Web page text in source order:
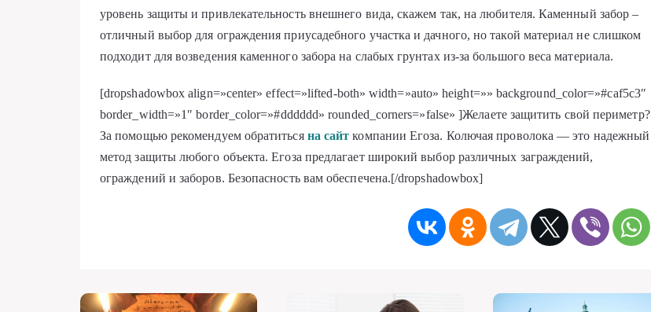
уровень защиты и привлекательность внешнего вида, скажем так, на любителя. Каменный забор –
отличный выбор для ограждения приусадебного участка и дачного, но такой материал не слишком
подходит для возведения каменного забора на слабых грунтах из-за большого веса материала.
[dropshadowbox align=»center» effect=»lifted-both» width=»auto» height=»» background_color=»#caf5c3″
border_width=»1″ border_color=»#dddddd» rounded_corners=»false» ]Желаете защитить свой периметр?
За помощью рекомендуем обратиться на сайт компании Егоза. Колючая проволока — это надежный
метод защиты любого объекта. Егоза предлагает широкий выбор различных заграждений,
ограждений и заборов. Безопасность вам обеспечена.[/dropshadowbox]